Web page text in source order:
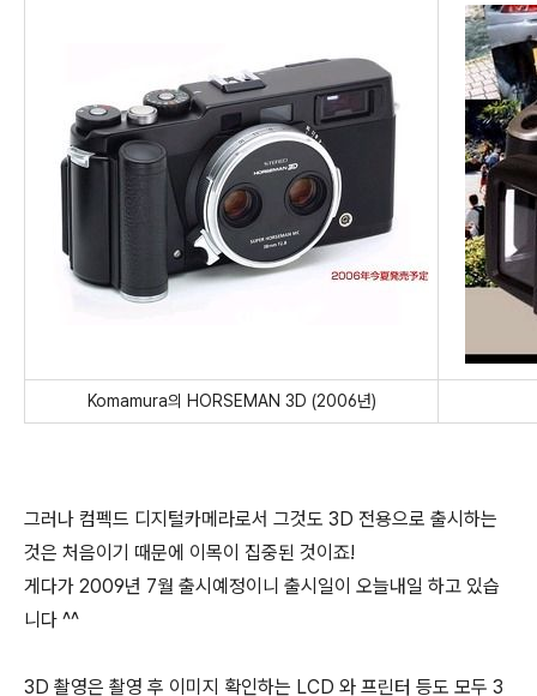
Komamura의 HORSEMAN 3D (2006년)
그러나 컴펙드 디지털카메라로서 그것도 3D 전용으로 출시하는
것은 처음이기 때문에 이목이 집중된 것이죠!
게다가 2009년 7월 출시예정이니 출시일이 오늘내일 하고 있습
니다 ^^
3D 촬영은 촬영 후 이미지 확인하는 LCD 와 프린터 등도 모두 3